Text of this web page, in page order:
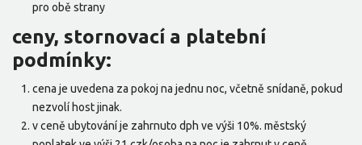
pro obě strany
ceny, stornovací a platební
podmínky:
cena je uvedena za pokoj na jednu noc, včetně snídaně, pokud
nezvolí host jinak.
v ceně ubytování je zahrnuto dph ve výši 10%. městský